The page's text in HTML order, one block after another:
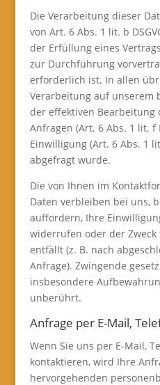
Die Verarbeitung dieser
von Art. 6 Abs. 1 lit. b
der Erfüllung eines
zur Durchführung
erforderlich ist. In allen
Verarbeitung auf unserem
der effektiven Bearbeitung
Anfragen (Art. 6 Abs. 1 lit. f
Einwilligung (Art. 6 Abs. 1
abgefragt wurde.
Die von Ihnen im
Daten verbleiben bei uns,
auffordern, Ihre
widerrufen oder der
entfällt (z. B. nach
Anfrage). Zwingende
insbesondere
unberührt.
Anfrage per E-Mail,
Wenn Sie uns per E-Mail,
kontaktieren, wird Ihre
hervorgehenden